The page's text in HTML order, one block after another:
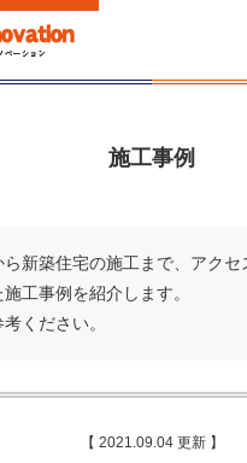
施工事例
ら新築住宅の施工まで、アク
工事例を紹介します。
ください。
【 2021.09.04 更新 】